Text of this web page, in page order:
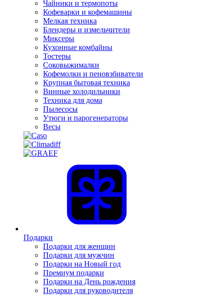
Чайники и термопоты
Кофеварки и кофемашины
Мелкая техника
Блендеры и измельчители
Миксеры
Кухонные комбайны
Тостеры
Соковыжималки
Кофемолки и пеновзбиватели
Крупная бытовая техника
Винные холодильники
Техника для дома
Пылесосы
Утюги и парогенераторы
Весы
Подарки
Подарки для женщин
Подарки для мужчин
Подарки на Новый год
Премиум подарки
Подарки на День рождения
Подарки для руководителя